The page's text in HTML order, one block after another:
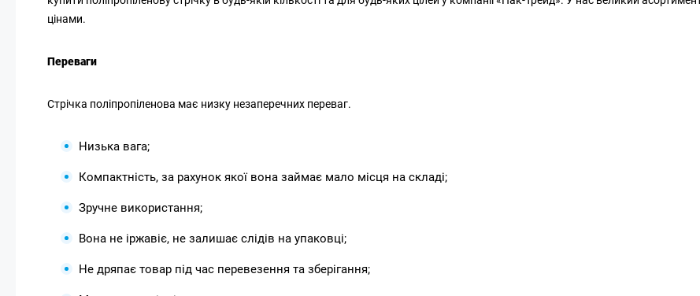
цінами.
Переваги
Стрічка поліпропіленова має низку незаперечних переваг.
Низька вага;
Компактність, за рахунок якої вона займає мало місця на складі;
Зручне використання;
Вона не іржавіє, не залишає слідів на упаковці;
Не дряпає товар під час перевезення та зберігання;